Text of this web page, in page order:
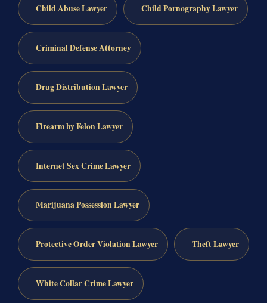
Child Abuse Lawyer Child Pornography Lawyer
Criminal Defense Attorney
Drug Distribution Lawyer
Firearm by Felon Lawyer
Internet Sex Crime Lawyer
Marijuana Possession Lawyer
Protective Order Violation Lawyer Theft Lawyer
White Collar Crime Lawyer